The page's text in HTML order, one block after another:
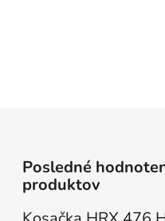
Posledné
produktov